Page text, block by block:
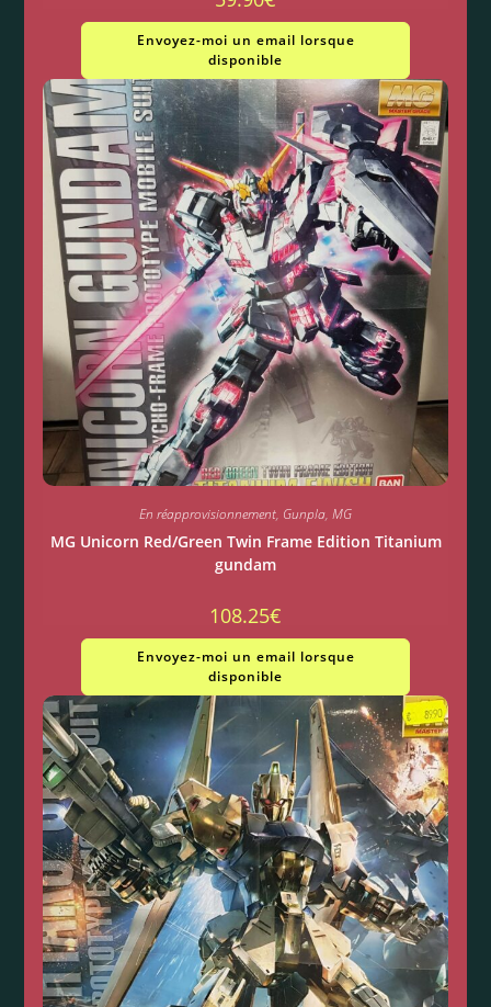
Envoyez-moi un email lorsque
disponible
En réapprovisionnement, Gunpla, MG
MG Unicorn Red/Green Twin Frame Edition Titanium
gundam
108.25€
Envoyez-moi un email lorsque
disponible